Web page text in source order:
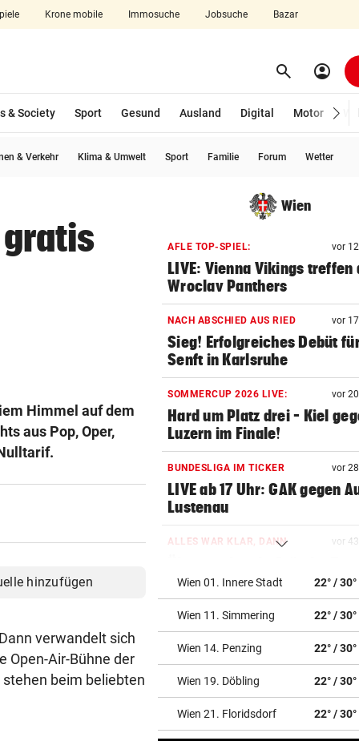
Krone mobile Immosuche Jobsuche Bazar
aufklappen search Suchen
account_circle
& Society Sport Gesund Ausland Digital Motor
& Verkehr Klima & Umwelt Sport Familie Forum Wetter
Himmel auf dem
aus Pop, Oper,
hinzufügen
verwandelt sich
Open-Air-Bühne der
beim beliebten
Wien
AFLE TOP-SPIEL: vor
LIVE: Vienna Vikings treffen
Wroclav Panthers
NACH ABSCHIED AUS RIED vor
Sieg! Erfolgreiches Debüt
Senft in Karlsruhe
SOMMERCUP 2026 LIVE: vor
Hard um Platz drei – Kiel
Luzern im Finale!
BUNDESLIGA IM TICKER vor
LIVE ab 17 Uhr: GAK gegen
Lustenau
ALLES WAR KLAR, DANN vor
Drama um Ilzer-Ass!
GERICHTSENTSCHEIDUNG vor
ÖAMTC nicht gerufen: 130
Strafe für Lenker
NAMEN VERWECHSELT vor
Frau bekam in Italien
Embryo eingesetzt
Wien 01. Innere Stadt 22° / 30°
Wien 11. Simmering 22° / 30°
Wien 14. Penzing 22° / 30°
Wien 19. Döbling 22° / 30°
Wien 21. Floridsdorf 22° / 30°